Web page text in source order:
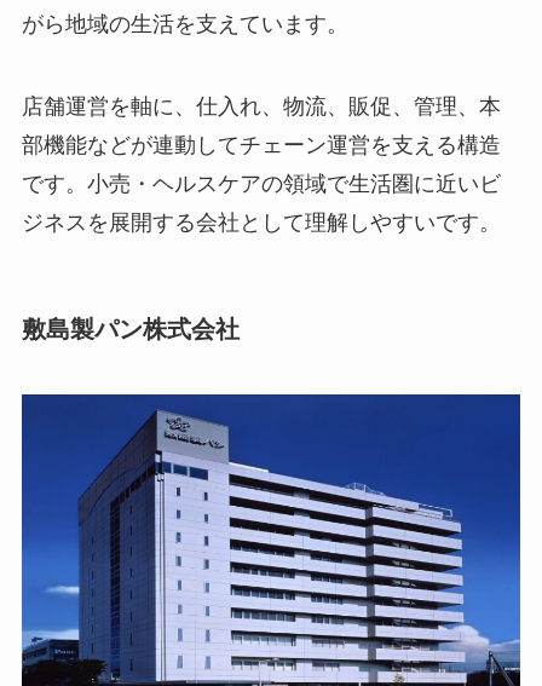
がら地域の生活を支えています。
店舗運営を軸に、仕入れ、物流、販促、管理、本
部機能などが連動してチェーン運営を支える構造
です。小売・ヘルスケアの領域で生活圏に近いビ
ジネスを展開する会社として理解しやすいです。
敷島製パン株式会社